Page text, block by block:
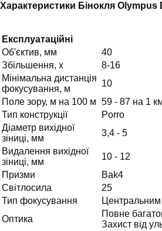
Характеристики Бінокля Olympus
Об'єктив, мм
40
Збільшення, х
8-16
Мінімальна дистанція
фокусування, м
10
Поле зору, м на 100 м 59 - 87 на 1
Тип конструкції
Porro
Діаметр вихідної
зіниці, мм
3,4 - 5
Видалення вихідної
зіниці, мм
10 - 12
Призми
Bak4
Світлосила
25
Тип фокусування
Центральним
Оптика
Повне
Захист від
Експлуатаційні